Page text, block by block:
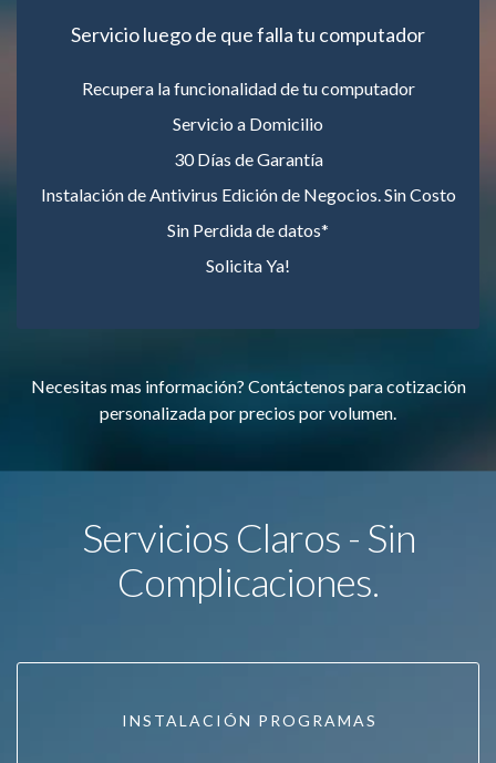
Servicio luego de que falla tu computador
Recupera la funcionalidad de tu computador
Servicio a Domicilio
30 Días de Garantía
Instalación de Antivirus Edición de Negocios. Sin Costo
Sin Perdida de datos*
Solicita Ya!
Necesitas mas información? Contáctenos para cotización
personalizada por precios por volumen.
Servicios Claros - Sin
Complicaciones.
INSTALACIÓN PROGRAMAS